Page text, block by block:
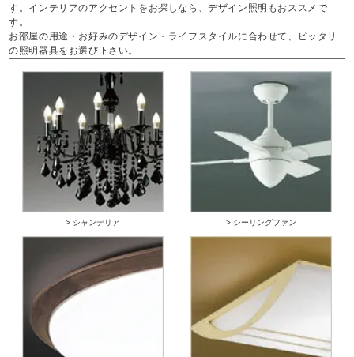
す。インテリアのアクセントをお探しなら、デザイン照明もおススメで
す。
お部屋の用途・お好みのデザイン・ライフスタイルに合わせて、ピッタリ
の照明器具をお選び下さい。
> シャンデリア > シーリングファン